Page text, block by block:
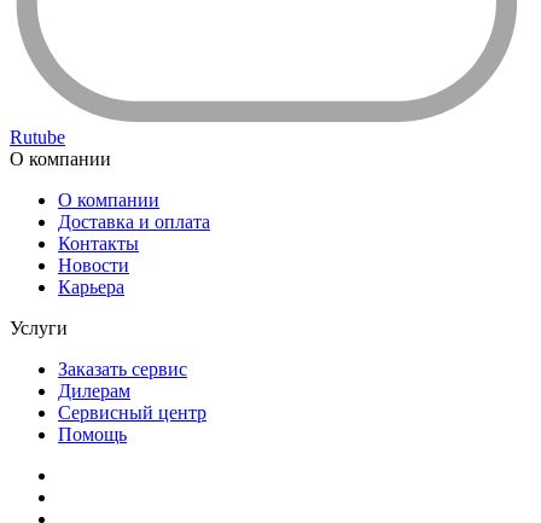
Rutube
О компании
О компании
Доставка и оплата
Контакты
Новости
Карьера
Услуги
Заказать сервис
Дилерам
Сервисный центр
Помощь